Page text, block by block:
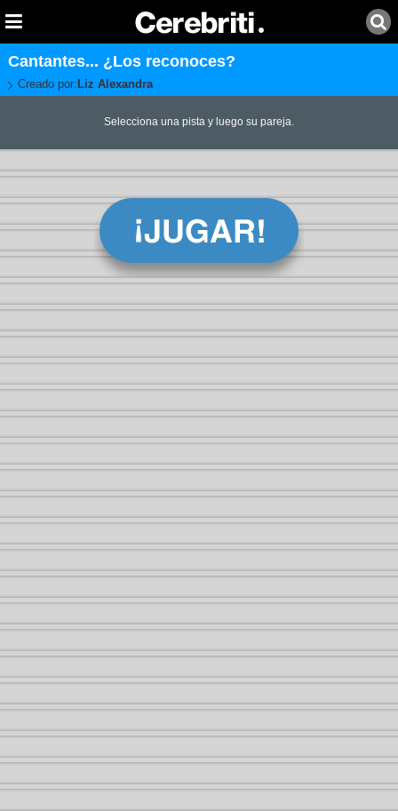
Cantantes... ¿Los reconoces?
Creado por: Liz Alexandra
Selecciona una pista y luego su pareja.